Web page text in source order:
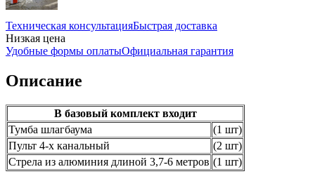
Техническая консультацияБыстрая доставка
Низкая цена
Удобные формы оплатыОфициальная гарантия
Описание
В базовый комплект входит
Тумба шлагбаума
(1 шт)
Пульт 4-х канальный
(2 шт)
Стрела из алюминия длиной 3,7-6 метров (1 шт)